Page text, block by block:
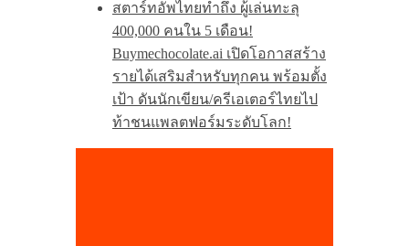
สตาร์ทอัพไทยทำถึง ผู้เล่นทะลุ
400,000 คนใน 5 เดือน!
Buymechocolate.ai เปิดโอกาสสร้าง
รายได้เสริมสำหรับทุกคน พร้อมตั้ง
เป้า ดันนักเขียน/ครีเอเตอร์ไทยไป
ท้าชนแพลตฟอร์มระดับโลก!